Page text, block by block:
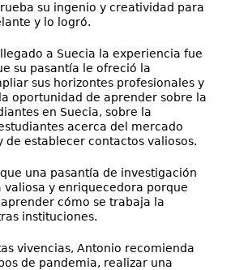
su ingenio y creatividad para
y lo logró.
a Suecia la experiencia fue
su pasantía le ofreció la
sus horizontes profesionales y
oportunidad de aprender sobre la
en Suecia, sobre la
acerca del mercado
de establecer contactos valiosos.
una pasantía de investigación
valiosa y enriquecedora porque
cómo se trabaja la
instituciones.
vivencias, Antonio recomienda
de pandemia, realizar una